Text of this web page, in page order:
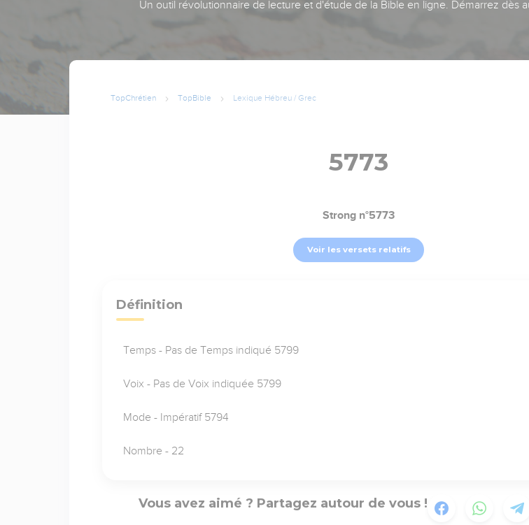
Un outil révolutionnaire de lecture et d'étude de la Bible en ligne. Démarrez dès
TopChrétien TopBible Lexique Hébreu / Grec
5773
Strong n°5773
Voir les versets relatifs
Définition
Temps - Pas de Temps indiqué 5799
Voix - Pas de Voix indiquée 5799
Mode - Impératif 5794
Nombre - 22
Vous avez aimé ? Partagez autour de vous !